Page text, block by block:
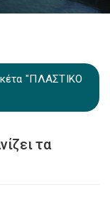
"ΠΛΑΣΤΙΚΟ
τα